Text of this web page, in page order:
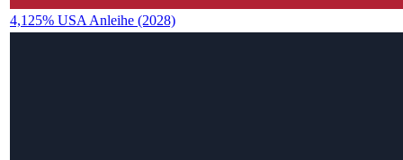
4,125% USA Anleihe (2028)